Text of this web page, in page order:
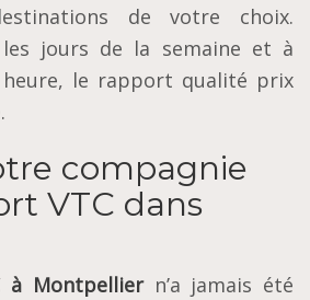
de votre choix.
jours de la semaine et à
heure, le rapport qualité prix
compagnie
VTC dans
à Montpelliern’a jamais été